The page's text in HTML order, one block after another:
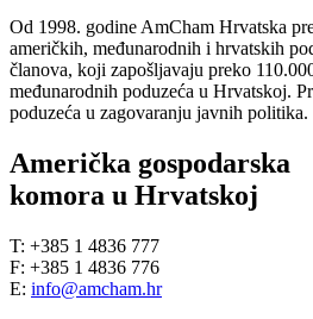
Od 1998. godine AmCham Hrvatska
američkih, međunarodnih i hrvatskih
članova, koji zapošljavaju preko
međunarodnih poduzeća u Hrvatskoj.
poduzeća u zagovaranju javnih politika.
Američka gospodarska
komora u Hrvatskoj
T: +385 1 4836 777
F: +385 1 4836 776
E: info@amcham.hr